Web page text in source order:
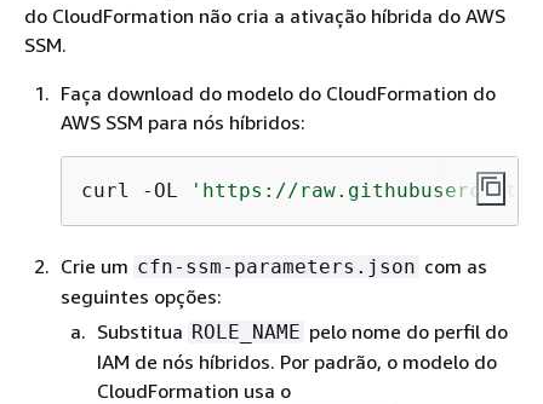
do CloudFormation não cria a ativação híbrida do AWS
SSM.
Faça download do modelo do CloudFormation do
AWS SSM para nós híbridos:
curl -OL 'https://
Crie um cfn-ssm-parameters.json com as
seguintes opções:
Substitua ROLE_NAME pelo nome do perfil do
IAM de nós híbridos. Por padrão, o modelo do
CloudFormation usa o